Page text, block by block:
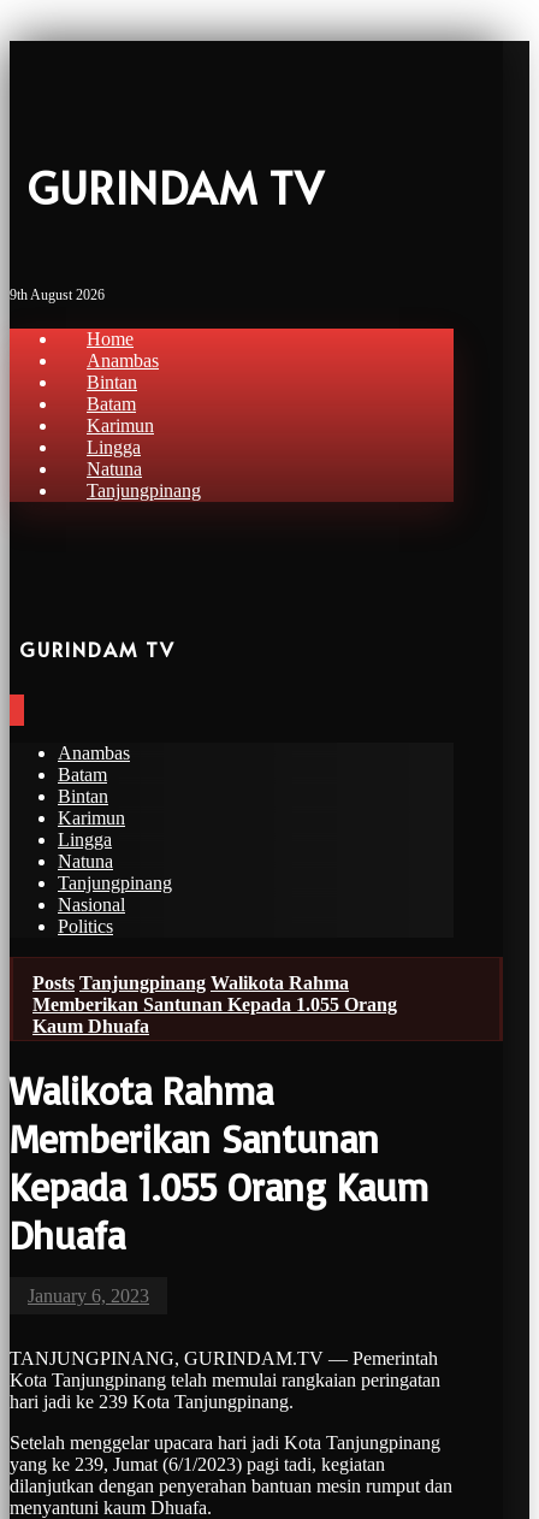
GURINDAM TV
9th August 2026
Home
Anambas
Bintan
Batam
Karimun
Lingga
Natuna
Tanjungpinang
GURINDAM TV
Anambas
Batam
Bintan
Karimun
Lingga
Natuna
Tanjungpinang
Nasional
Politics
Posts Tanjungpinang Walikota Rahma
Memberikan Santunan Kepada 1.055 Orang
Kaum Dhuafa
Walikota Rahma
Memberikan Santunan
Kepada 1.055 Orang Kaum
Dhuafa
January 6, 2023
TANJUNGPINANG, GURINDAM.TV — Pemerintah
Kota Tanjungpinang telah memulai rangkaian peringatan
hari jadi ke 239 Kota Tanjungpinang.
Setelah menggelar upacara hari jadi Kota Tanjungpinang
yang ke 239, Jumat (6/1/2023) pagi tadi, kegiatan
dilanjutkan dengan penyerahan bantuan mesin rumput dan
menyantuni kaum Dhuafa.